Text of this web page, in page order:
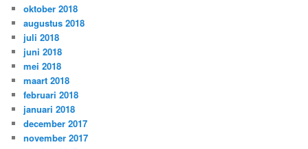
oktober 2018
augustus 2018
juli 2018
juni 2018
mei 2018
maart 2018
februari 2018
januari 2018
december 2017
november 2017